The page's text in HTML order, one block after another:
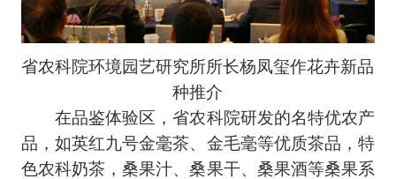
省农科院环境园艺研究所所长杨凤玺作花卉新品
种推介
在品鉴体验区，省农科院研发的名特优农产
品，如英红九号金毫茶、金毛毫等优质茶品，特
色农科奶茶，桑果汁、桑果干、桑果酒等桑果系